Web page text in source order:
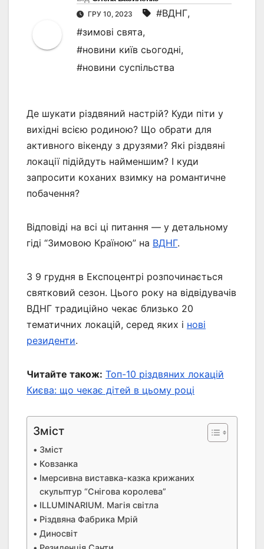
ГРУ 10, 2023 #ВДНГ,
#зимові свята,
#новини київ сьогодні,
#новини суспільства
Де шукати різдвяний настрій? Куди піти у
вихідні всією родиною? Що обрати для
активного вікенду з друзями? Які різдвяні
локації підійдуть найменшим? І куди
запросити коханих взимку на романтичне
побачення?
Відповіді на всі ці питання — у детальному
гіді “Зимовою Країною” на ВДНГ.
З 9 грудня в Експоцентрі розпочинається
святковий сезон. Цього року на відвідувачів
ВДНГ традиційно чекає близько 20
тематичних локацій, серед яких і нові
резиденти.
Читайте також: Топ-10 різдвяних локацій
Києва: що чекає дітей в цьому році
Зміст
Зміст
Ковзанка
Імерсивна виставка-казка крижаних
скульптур “Снігова королева”
ILLUMINARIUM. Магія світла
Різдвяна Фабрика Мрій
Диносвіт